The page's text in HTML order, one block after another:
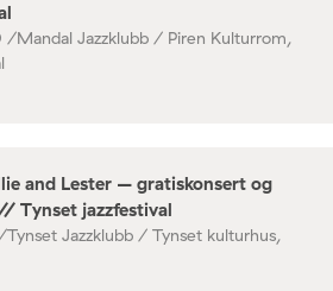
/Mandal Jazzklubb / Piren Kulturrom,
and Lester – gratiskonsert og
Tynset jazzfestival
Tynset Jazzklubb / Tynset kulturhus,